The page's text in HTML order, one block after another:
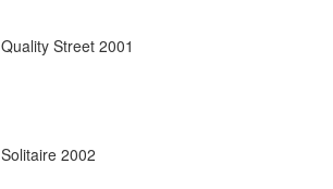
Quality Street 2001
Solitaire 2002